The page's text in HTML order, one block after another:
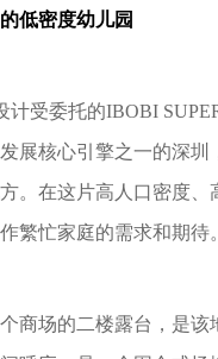
低密度幼儿园
计受委托的IBOBI
展核心引擎之一的深
。在这片高人口密度
繁忙家庭的需求和期待。
商场的二楼露台，是该